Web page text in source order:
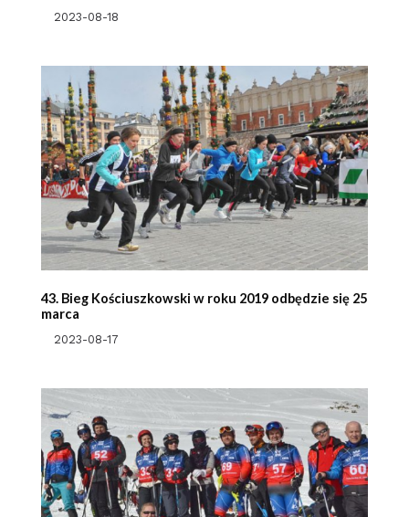
2023-08-18
43. Bieg Kościuszkowski w roku 2019 odbędzie się 25
marca
2023-08-17